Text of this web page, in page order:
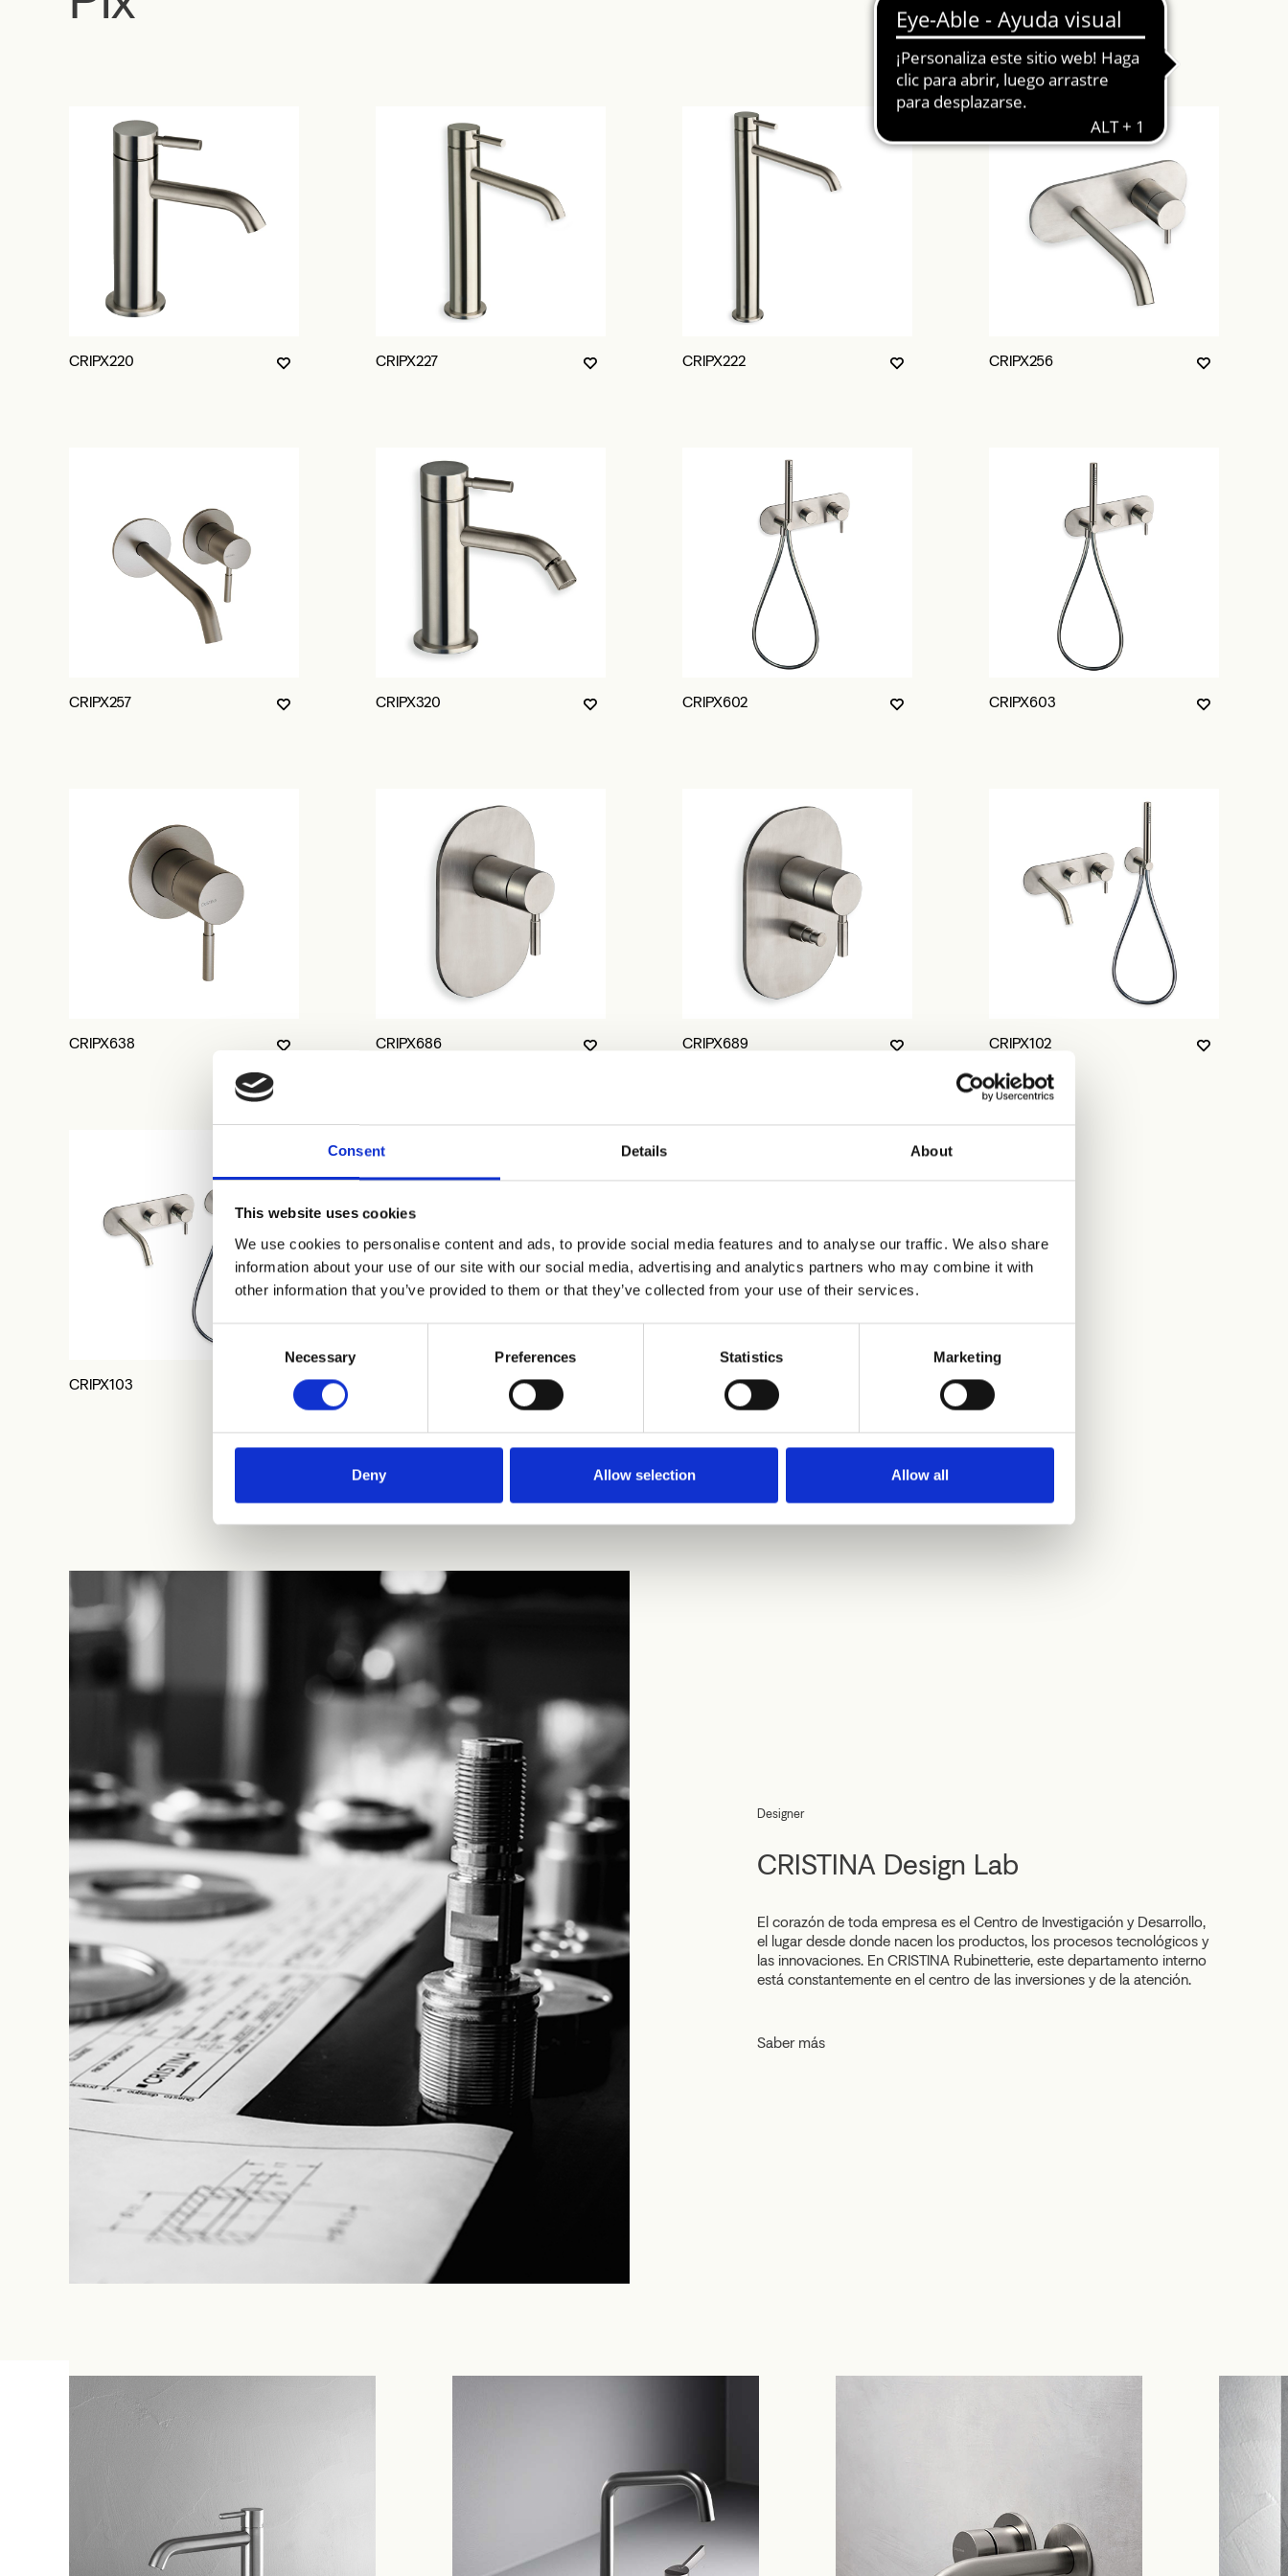
Consent Details About
This website uses cookies
We use cookies to personalise content and ads, to provide social media features and to analyse our traffic. We also share
information about your use of our site with our social media, advertising and analytics partners who may combine it with
other information that you’ve provided to them or that they’ve collected from your use of their services.
Necessary Preferences Statistics Marketing
Deny Allow selection Allow all
CRIPX220 CRIPX227 CRIPX222 CRIPX256
CRIPX257 CRIPX320 CRIPX602 CRIPX603
CRIPX638 CRIPX686 CRIPX689 CRIPX102
CRIPX103
Designer
CRISTINA Design Lab
El corazón de toda empresa es el Centro de Investigación y Desarrollo,
el lugar desde donde nacen los productos, los procesos tecnológicos y
las innovaciones. En CRISTINA Rubinetterie, este departamento interno
está constantemente en el centro de las inversiones y de la atención.
Saber más